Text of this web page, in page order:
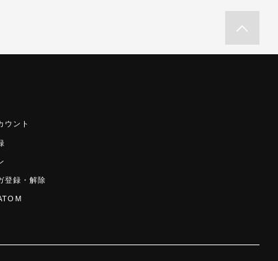
ウント
登録・解除